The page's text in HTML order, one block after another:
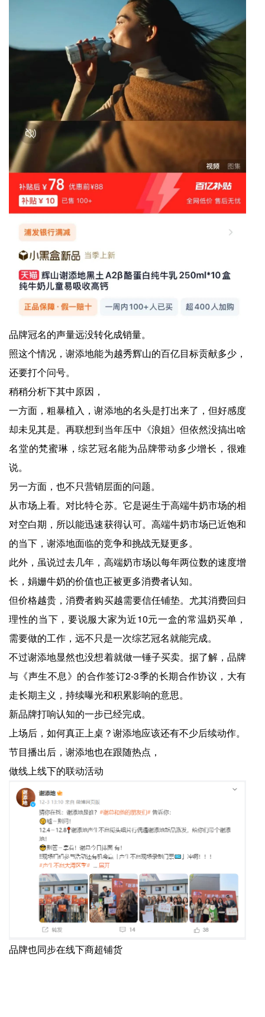
品牌冠名的声量远没转化成销量。
照这个情况，谢添地能为越秀辉山的百亿目标贡献多少，
还要打个问号。
稍稍分析下其中原因，
一方面，粗暴植入，谢添地的名头是打出来了，但好感度
却未见其是。再联想到当年压中《浪姐》但依然没搞出啥
名堂的梵蜜琳，综艺冠名能为品牌带动多少增长，很难
说。
另一方面，也不只营销层面的问题。
从市场上看。对比特仑苏。它是诞生于高端牛奶市场的相
对空白期，所以能迅速获得认可。高端牛奶市场已近饱和
的当下，谢添地面临的竞争和挑战无疑更多。
此外，虽说过去几年，高端奶市场以每年两位数的速度增
长，娟姗牛奶的价值也正被更多消费者认知。
但价格越贵，消费者购买越需要信任铺垫。尤其消费回归
理性的当下，要说服大家为近10元一盒的常温奶买单，
需要做的工作，远不只是一次综艺冠名就能完成。
不过谢添地显然也没想着就做一锤子买卖。据了解，品牌
与《声生不息》的合作签订2-3季的长期合作协议，大有
走长期主义，持续曝光和积累影响的意思。
新品牌打响认知的一步已经完成。
上场后，如何真正上桌？谢添地应该还有不少后续动作。
节目播出后，谢添地也在跟随热点，
做线上线下的联动活动
品牌也同步在线下商超铺货